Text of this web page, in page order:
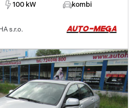
100 kW kombi
s.r.o.